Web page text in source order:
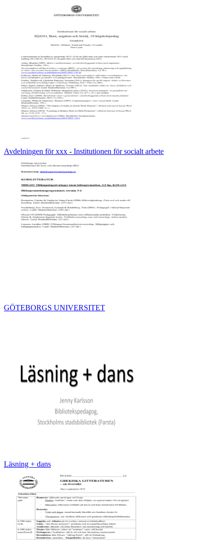
Avdelningen för xxx - Institutionen för socialt arbete
GÖTEBORGS UNIVERSITET
Läsning + dans